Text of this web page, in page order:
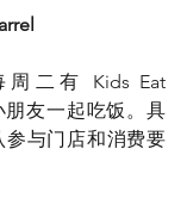
周二有 Kids Eat
朋友一起吃饭。具
与门店和消费要